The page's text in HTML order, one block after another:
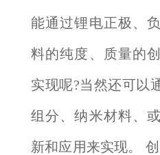
能通过锂电正极、
料的纯度、质量的
实现呢?当然还可以
组分、纳米材料、
新和应用来实现。